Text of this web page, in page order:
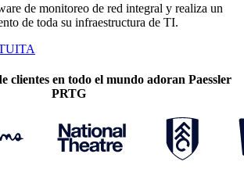
de monitoreo de red integral y realiza un
de toda su infraestructura de TI.
clientes en todo el mundo adoran Paessler
PRTG